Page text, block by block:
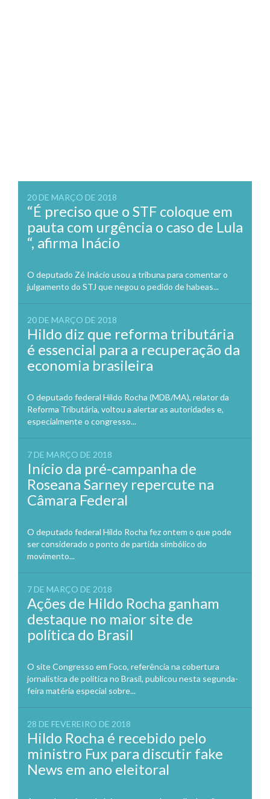
20 DE MARÇO DE 2018
“É preciso que o STF coloque em
pauta com urgência o caso de Lula
“, afirma Inácio
O deputado Zé Inácio usou a tribuna para comentar o
julgamento do STJ que negou o pedido de habeas...
20 DE MARÇO DE 2018
Hildo diz que reforma tributária
é essencial para a recuperação da
economia brasileira
O deputado federal Hildo Rocha (MDB/MA), relator da
Reforma Tributária, voltou a alertar as autoridades e,
especialmente o congresso...
7 DE MARÇO DE 2018
Início da pré-campanha de
Roseana Sarney repercute na
Câmara Federal
O deputado federal Hildo Rocha fez ontem o que pode
ser considerado o ponto de partida simbólico do
movimento...
7 DE MARÇO DE 2018
Ações de Hildo Rocha ganham
destaque no maior site de
política do Brasil
O site Congresso em Foco, referência na cobertura
jornalística de política no Brasil, publicou nesta segunda-
feira matéria especial sobre...
28 DE FEVEREIRO DE 2018
Hildo Rocha é recebido pelo
ministro Fux para discutir fake
News em ano eleitoral